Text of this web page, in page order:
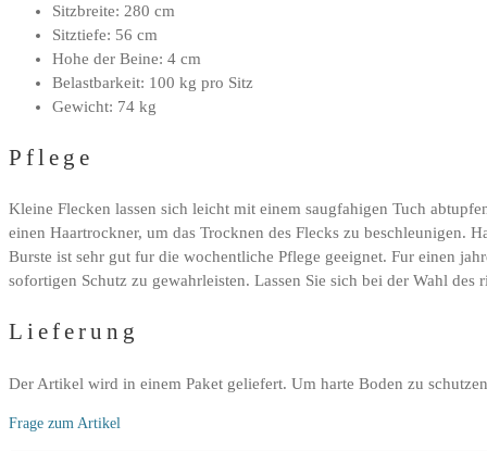
Sitzbreite: 280 cm
Sitztiefe: 56 cm
Hohe der Beine: 4 cm
Belastbarkeit: 100 kg pro Sitz
Gewicht: 74 kg
Pflege
Kleine Flecken lassen sich leicht mit einem saugfahigen Tuch
einen Haartrockner, um das Trocknen des Flecks zu beschleunigen.
Burste ist sehr gut fur die wochentliche Pflege geeignet. Fur einen
sofortigen Schutz zu gewahrleisten. Lassen Sie sich bei der Wahl
Lieferung
Der Artikel wird in einem Paket geliefert. Um harte Boden zu
Frage zum Artikel